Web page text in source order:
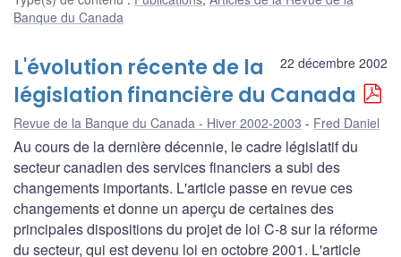
Banque du Canada
22 décembre 2002
L'évolution récente de la
législation financière du Canada
Revue de la Banque du Canada - Hiver 2002-2003 Fred Daniel
Au cours de la dernière décennie, le cadre législatif du
secteur canadien des services financiers a subi des
changements importants. L'article passe en revue ces
changements et donne un aperçu de certaines des
principales dispositions du projet de loi C-8 sur la réforme
du secteur, qui est devenu loi en octobre 2001. L'article